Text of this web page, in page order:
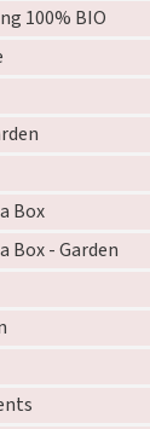
100% BIO
Box
Box - Garden